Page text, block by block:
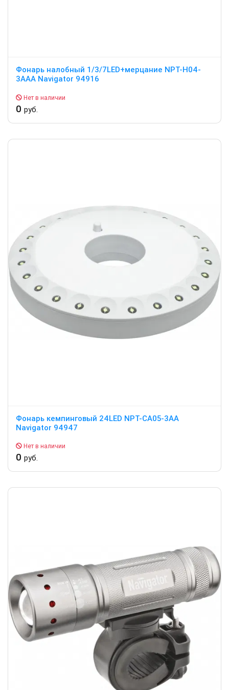
Фонарь налобный 1/3/7LED+мерцание NPT-H04-
3AAA Navigator 94916
Нет в наличии
0 руб.
Фонарь кемпинговый 24LED NPT-CA05-3AA
Navigator 94947
Нет в наличии
0 руб.